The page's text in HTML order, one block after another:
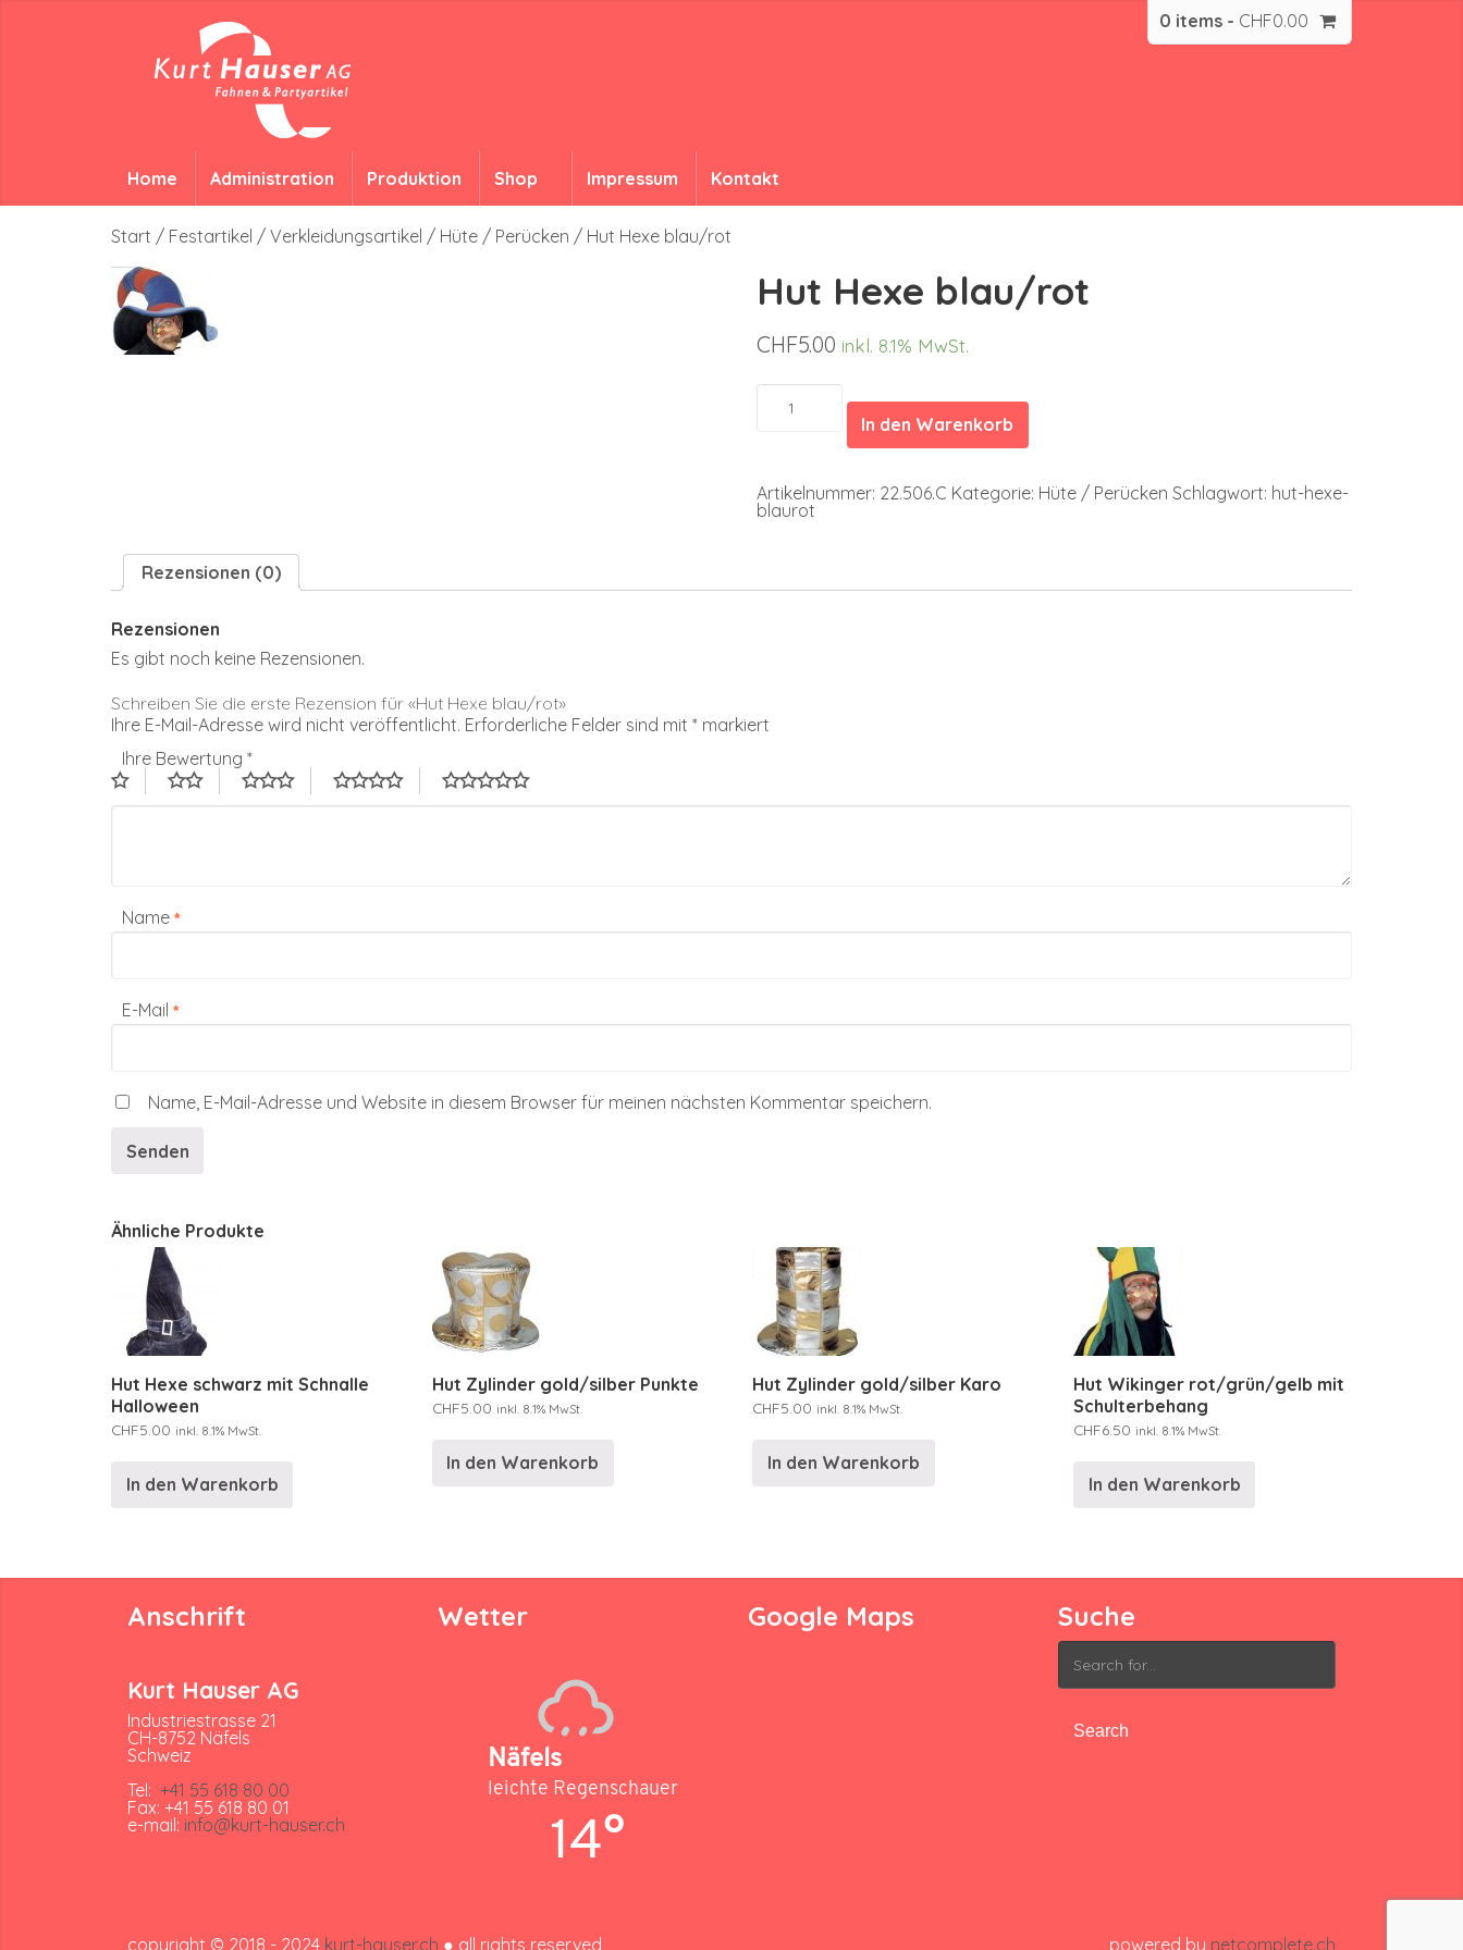
0 items - CHF0.00
Home Administration Produktion Shop Impressum Kontakt
Start / Festartikel / Verkleidungsartikel / Hüte / Perücken / Hut Hexe blau/rot
Hut Hexe blau/rot
CHF5.00 inkl. 8.1% MwSt.
Hut
Hexe
blau/rot
In den Warenkorb
Artikelnummer: 22.506.C Kategorie: Hüte / Perücken Schlagwort: hut-hexe-
blaurot
Rezensionen (0)
Rezensionen
Es gibt noch keine Rezensionen.
Schreiben Sie die erste Rezension für «Hut Hexe blau/rot»
Ihre E-Mail-Adresse wird nicht veröffentlicht. Erforderliche Felder sind mit * markiert
Ihre Bewertung *
Name *
E-Mail *
Name, E-Mail-Adresse und Website in diesem Browser für meinen nächsten Kommentar speichern.
Ähnliche Produkte
Hut Hexe schwarz mit Schnalle
Halloween
CHF5.00 inkl. 8.1% MwSt.
In den Warenkorb
Hut Zylinder gold/silber Punkte
CHF5.00 inkl. 8.1% MwSt.
In den Warenkorb
Hut Zylinder gold/silber Karo
CHF5.00 inkl. 8.1% MwSt.
In den Warenkorb
Hut Wikinger rot/grün/gelb mit
Schulterbehang
CHF6.50 inkl. 8.1% MwSt.
In den Warenkorb
Anschrift
Kurt Hauser AG
Industriestrasse 21
CH-8752 Näfels
Schweiz
Tel: +41 55 618 80 00
Fax: +41 55 618 80 01
e-mail: info@kurt-hauser.ch
Wetter
Näfels
leichte Regenschauer
14°
Google Maps Suche
Search
for:
copyright © 2018 - 2024 kurt-hauser.ch ● all rights reserved powered by netcomplete.ch